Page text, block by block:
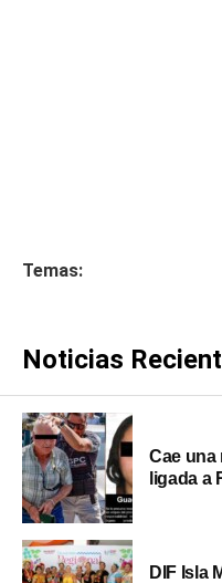
Temas:
Noticias
Cae una
ligada a
DIF Isla